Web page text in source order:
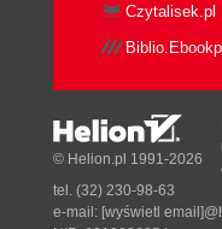
Czytalisek.pl
© Helion.pl 1991-2026
tel. (32) 230-98-63
e-mail: [wyświetl